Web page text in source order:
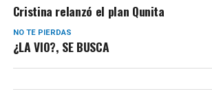
Cristina relanzó el plan Qunita
NO TE PIERDAS
¿LA VIO?, SE BUSCA